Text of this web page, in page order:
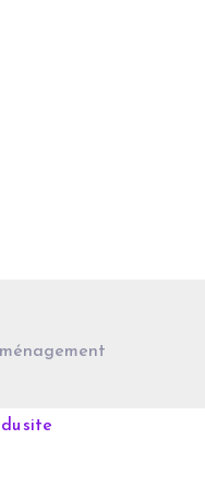
site